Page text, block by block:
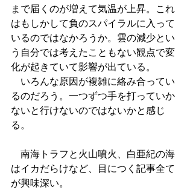
まで届くのが増えて気温が上昇。これ
はもしかして負のスパイラルに入って
いるのではなかろうか。雲の減少とい
う自分では考えたこともない観点で変
化が起きていて影響が出ている。
いろんな原因が複雑に絡み合ってい
るのだろう。一つずつ手を打っていか
ないと行けないのではないかと感じ
る。
南海トラフと火山噴火、白亜紀の海
はイカだらけなど、目につく記事全て
が興味深い。